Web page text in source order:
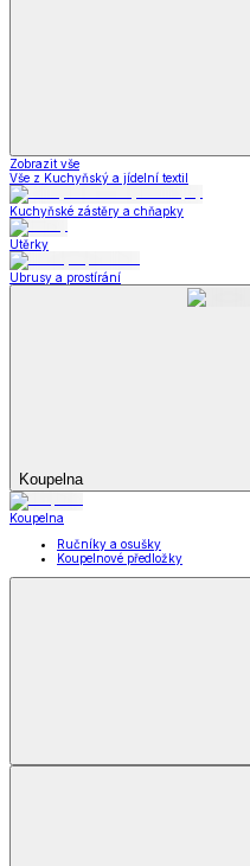
Zobrazit vše
Vše z Kuchyňský a jídelní textil
Kuchyňské zástěry a chňapky
Utěrky
Ubrusy a prostírání
Koupelna
Koupelna
Ručníky a osušky
Koupelnové předložky